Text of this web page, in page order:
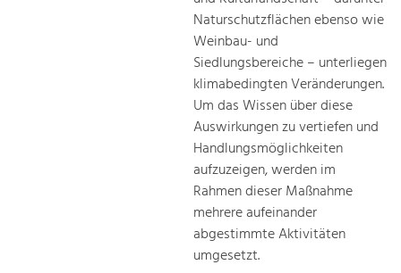
Naturschutzflächen ebenso wie
Weinbau- und
Siedlungsbereiche – unterliegen
klimabedingten Veränderungen.
Um das Wissen über diese
Auswirkungen zu vertiefen und
Handlungsmöglichkeiten
aufzuzeigen, werden im
Rahmen dieser Maßnahme
mehrere aufeinander
abgestimmte Aktivitäten
umgesetzt.